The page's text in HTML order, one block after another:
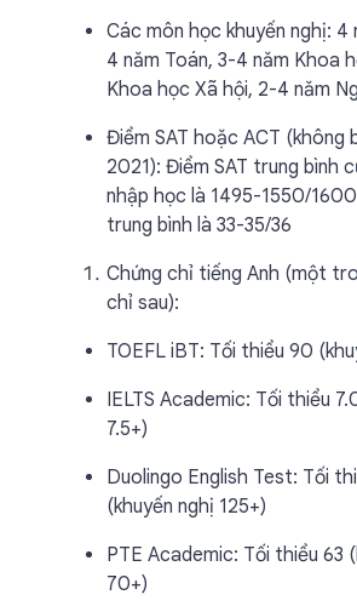
Các môn học khuyến nghị: 4
4 năm Toán, 3-4 năm Khoa
Khoa học Xã hội, 2-4 năm
Điểm SAT hoặc ACT (không
2021): Điểm SAT trung bình
nhập học là 1495-1550/
trung bình là 33-35/36
Chứng chỉ tiếng Anh (một
chỉ sau):
TOEFL iBT: Tối thiểu 90
IELTS Academic: Tối thiểu
7.5+)
Duolingo English Test: Tối
(khuyến nghị 125+)
PTE Academic: Tối thiểu 63
70+)